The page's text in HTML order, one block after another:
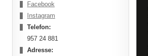
Facebook
Instagram
Telefon:
957 24 881
Adresse: